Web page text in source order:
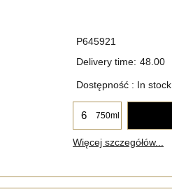
P645921
Delivery time: 48.00
Dostępność : In stock
750ml
Więcej szczegółów...